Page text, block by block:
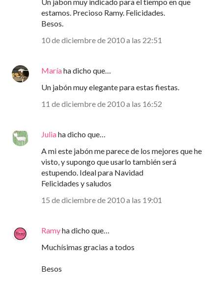
estamos. Precioso Ramy. Felicidades.
Besos.
10 de diciembre de 2010 a las 22:51
Maríaha dicho que…
Un jabón muy elegante para estas fiestas.
11 de diciembre de 2010 a las 16:52
Juliaha dicho que…
A mi este jabón me parece de los mejores que he
visto, y supongo que usarlo también será
estupendo. Ideal para Navidad
Felicidades y saludos
15 de diciembre de 2010 a las 19:01
Ramyha dicho que…
Muchísimas gracias a todos
Besos